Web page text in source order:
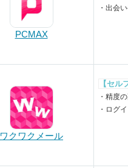
PCMAX
・出会
ワクワクメール
【セル
・精度
・ログ